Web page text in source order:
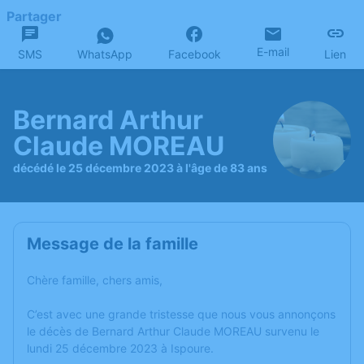
Partager
SMS WhatsApp Facebook E-mail Lien
Bernard Arthur
Claude MOREAU
décédé le 25 décembre 2023 à l'âge de 83 ans
Message de la famille
Chère famille, chers amis,
C’est avec une grande tristesse que nous vous annonçons
le décès de Bernard Arthur Claude MOREAU survenu le
lundi 25 décembre 2023 à Ispoure.